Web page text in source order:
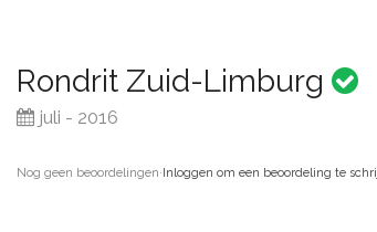
Rondrit Zuid-Limburg
juli - 2016
Nog geen beoordelingen·Inloggen om een beoordeling te